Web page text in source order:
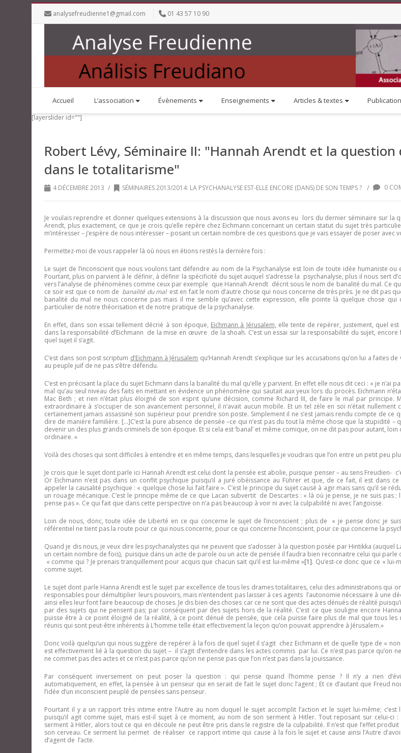
analysefreudienne1@gmail.com 01 43 57 10 90
Accueil L’association Évènements Enseignements Articles & textes
[layerslider id=""]
Robert Lévy, Séminaire II: "Hannah Arendt et la question
dans le totalitarisme"
4 DÉCEMBRE 2013 / SÉMINAIRES 2013/2014: LA PSYCHANALYSE EST-ELLE ENCORE (DANS) DE SON TEMPS ? / 0
Je voulais reprendre et donner quelques extensions à la discussion que nous avons eu lors du dernier séminaire sur la
Arendt, plus exactement, ce que je crois qu’elle repère chez Eichmann concernant un certain statut du sujet très
m’intéresser – j’espère de nous intéresser – posant un certain nombre de ces questions que je vais essayer de poser avec
Permettez-moi de vous rappeler là où nous en étions restés la dernière fois :
Le sujet de l’inconscient que nous voulons tant défendre au nom de la Psychanalyse est loin de toute idée humaniste ou
Pourtant, plus on parvient à le définir, à définir la spécificité du sujet auquel s’adresse la psychanalyse, plus il nous sert
vers l’analyse de phénomènes comme ceux par exemple que Hannah Arendt décrit sous le nom de banalité du mal. Ce
ce soir est que ce nom de banalité du mal est en fait le nom d’autre chose qui nous concerne de très près. Je ne dit pas
banalité du mal ne nous concerne pas mais il me semble qu’avec cette expression, elle pointe là quelque chose qui
particulier de notre théorisation et de notre pratique de la psychanalyse.
En effet, dans son essai tellement décrié à son époque, Eichmann à Jérusalem, elle tente de repérer, justement, quel
dans la responsabilité d’Eichmann de la mise en œuvre de la shoah. C’est un essai sur la responsabilité du sujet,
quel sujet il s’agit.
C’est dans son post scriptum d’Eichmann à Jérusalem qu’Hannah Arendt s’explique sur les accusations qu’on lui a faites
au peuple juif de ne pas s’être défendu.
C’est en précisant la place du sujet Eichmann dans la banalité du mal qu’elle y parvient. En effet elle nous dit ceci : « je n’ai
mal qu’au seul niveau des faits en mettant en évidence un phénomène qui sautait aux yeux lors du procès. Eichmann
Mac Beth ; et rien n’était plus éloigné de son esprit qu’une décision, comme Richard III, de faire le mal par principe.
extraordinaire à s’occuper de son avancement personnel, il n’avait aucun mobile. Et un tel zèle en soi n’était nullement
certainement jamais assassiné son supérieur pour prendre son poste. Simplement il ne s’est jamais rendu compte de ce
dire de manière familière. […]C’est la pure absence de pensée –ce qui n’est pas du tout la même chose que la stupidité –
devenir un des plus grands criminels de son époque. Et si cela est ‘banal’ et même comique, on ne dit pas pour autant, loin
ordinaire. »
Voilà des choses qui sont difficiles à entendre et en même temps, dans lesquelles je voudrais que l’on entre un petit peu
Je crois que le sujet dont parle ici Hannah Arendt est celui dont la pensée est abolie, puisque penser – au sens Freudien-
Or Eichmann n’est pas dans un conflit psychique puisqu’il a juré obéissance au Führer et que, de ce fait, il est dans
appeler la causalité psychique : « quelque chose lui fait faire ». C’est le principe du sujet causé à agir mais sans qu’il se
un rouage mécanique. C’est le principe même de ce que Lacan subvertit de Descartes : « là où je pense, je ne suis pas ;
pense pas ». Ce qui fait que dans cette perspective on n’a pas beaucoup à voir ni avec la culpabilité ni avec l’angoisse.
Loin de nous, donc, toute idée de Liberté en ce qui concerne le sujet de l’inconscient ; plus de « je pense donc je
référentiel ne tient pas la route pour ce qui nous concerne, pour ce qui concerne l’inconscient, pour ce qui concerne la
Quand je dis nous, je veux dire les psychanalystes qui ne peuvent que s’adosser à la question posée par Hintikka (auquel
un certain nombre de fois), puisque dans un acte de parole ou un acte de pensée il faudra bien reconnaitre celui qui parle
« comme qui ? Je prenais tranquillement pour acquis que chacun sait qu’il est lui-même »[1]. Qu’est-ce donc que ce « lui-
comme sujet.
Le sujet dont parle Hanna Arendt est le sujet par excellence de tous les drames totalitaires, celui des administrations qui
responsables pour démultiplier leurs pouvoirs, mais n’entendent pas laisser à ces agents l’autonomie nécessaire à une
ainsi elles leur font faire beaucoup de choses. Je dis bien des choses car ce ne sont que des actes dénués de réalité
par des sujets qui ne pensent pas; par conséquent par des sujets hors de la réalité. C’est ce que souligne encore
puisse être à ce point éloigné de la réalité, à ce point dénué de pensée, que cela puisse faire plus de mal que tous les
réunis qui sont peut-être inhérents à L’homme telle était effectivement la leçon qu’on pouvait apprendre à Jérusalem.»
Donc voilà quelqu‘un qui nous suggère de repérer à la fois de quel sujet il s’agit chez Eichmann et de quelle type de «
est effectivement lié à la question du sujet – il s’agit d’entendre dans les actes commis par lui. Ce n’est pas parce qu’on
ne commet pas des actes et ce n’est pas parce qu’on ne pense pas que l’on n’est pas dans la jouissance.
Par conséquent inversement on peut poser la question : qui pense quand l’homme pense ? Il n’y a rien
automatiquement, en effet, la pensée à un penseur qui en serait de fait le sujet donc l’agent ; Et ce d’autant que Freud
l’idée d’un inconscient peuplé de pensées sans penseur.
Pourtant il y a un rapport très intime entre l’Autre au nom duquel le sujet accomplit l’action et le sujet lui-même; c’est
puisqu’il agit comme sujet, mais est-il sujet à ce moment, au nom de son serment à Hitler. Tout reposant sur celui-ci :
serment à Hitler, alors tout ce qui en découle ne peut être pris dans le registre de la culpabilité. Il n’est que l’effet
son cerveau. Ce serment lui permet de réaliser ce rapport intime qui cause à la fois le sujet et cause ainsi l’Autre
d’agent de l’acte.